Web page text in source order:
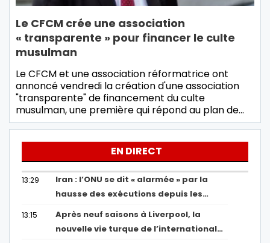
Le CFCM crée une association
« transparente » pour financer le culte
musulman
Le CFCM et une association réformatrice ont
annoncé vendredi la création d'une association
"transparente" de financement du culte
musulman, une première qui répond au plan de…
EN DIRECT
13:29
Iran : l’ONU se dit « alarmée » par la
hausse des exécutions depuis les…
13:15
Après neuf saisons à Liverpool, la
nouvelle vie turque de l’international…